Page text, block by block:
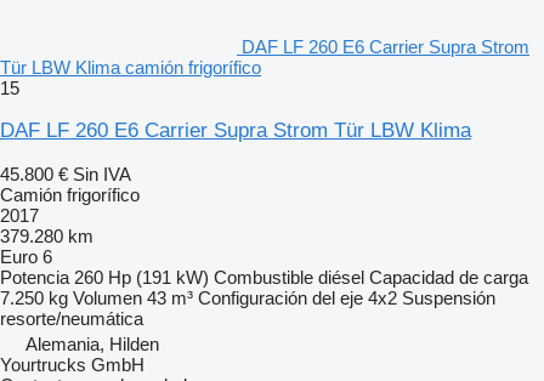
DAF LF 260 E6 Carrier Supra Strom
Tür LBW Klima camión frigorífico
15
DAF LF 260 E6 Carrier Supra Strom Tür LBW Klima
45.800 € Sin IVA
Camión frigorífico
2017
379.280 km
Euro 6
Potencia 260 Hp (191 kW) Combustible diésel Capacidad de carga
7.250 kg Volumen 43 m³ Configuración del eje 4x2 Suspensión
resorte/neumática
Alemania, Hilden
Yourtrucks GmbH